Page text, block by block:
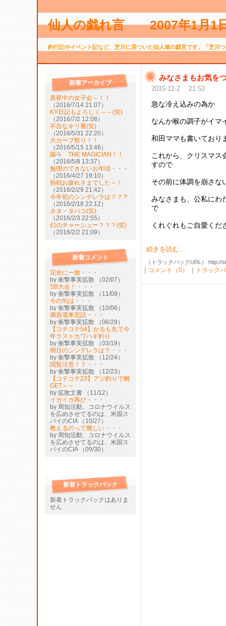
仙人の戯れ言 2007年1月
釣行記やイベント記など、芝川に居ついた仙人達の戯言です。「芝川
新着アーカイブ
真夜中の女子会～！！
（2016/7/14 21:07）
KY日記もよろしく～～(笑)
（2016/7/2 12:08）
不吉なキリ番(笑)
（2016/5/31 22:20）
大カープ祭り！！
（2016/5/15 13:48）
陽斗 THE MAGICIAN！！
（2016/5/8 13:37）
無理のできないお年頃・・・
（2016/4/27 19:10）
熱戦お疲れさまでした～！
（2016/2/29 21:42）
今年初のシンデレラは？？？
（2016/2/18 22:12）
ネタ・タバコ(笑)
（2016/2/3 22:55）
幻のチャーシュー？？？(笑)
（2016/2/2 21:09）
新着コメント
完全に一致・・・
by 衝撃事実拡散 （02/07）
SB大会！・・・
by 衝撃事実拡散 （11/09）
今の旬は・・・
by 衝撃事実拡散 （10/06）
満員電車悲話・・・
by 衝撃事実拡散 （06/29）
【コテコテ54】かるも丸で今
年ラストカワハギ釣り
by 衝撃事実拡散 （03/19）
明日のシンデレラは？・・・
by 衝撃事実拡散 （12/24）
閲覧注意！？・・・
by 衝撃事実拡散 （12/23）
【コテコテ23】アジ釣りで鯛
GET～～
by 拡散文書 （11/12）
イガイガ再び・・・
by 周知活動、コロナウイルス
を広めさせてるのは、米国ス
パイのCIA （10/27）
教えるのって難しい・・・
by 周知活動、コロナウイルス
を広めさせてるのは、米国ス
パイのCIA （09/30）
新着トラックバック
新着トラックバックはありま
せん
みなさまもお気を
2015-12-2 21:53
急な冷え込みの為か
なんか喉の調子がイマ
和田ママも書いており
これから、クリスマス
すので
その前に体調を崩さな
みなさまも、公私にわ
で
くれぐれもご自愛くだ
続きを読む...
（トラックバックURL）
コメント（0） トラック